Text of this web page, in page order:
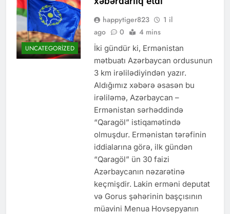
UNCATEGORIZED
happytiger823
1 il
ago
0 4 mins
İki gündür ki, Ermənistan
mətbuatı Azərbaycan ordusunun
3 km irəlilədiyindən yazır.
Aldığımız xəbərə əsasən bu
irəliləmə, Azərbaycan –
Ermənistan sərhəddində
“Qaragöl” istiqamətində
olmuşdur. Ermənistan tərəfinin
iddialarına görə, ilk gündən
“Qaragöl” ün 30 faizi
Azərbaycanın nəzarətinə
keçmişdir. Lakin erməni deputat
və Gorus şəhərinin başçısının
müavini Menua Hovsepyanın